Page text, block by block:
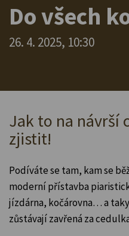
Do všech
26. 4. 2025, 10:30
Jak to na návrší
zjistit!
Podíváte se tam, kam se
moderní přístavba
jízdárna, kočárovna… a
zůstávají zavřená za